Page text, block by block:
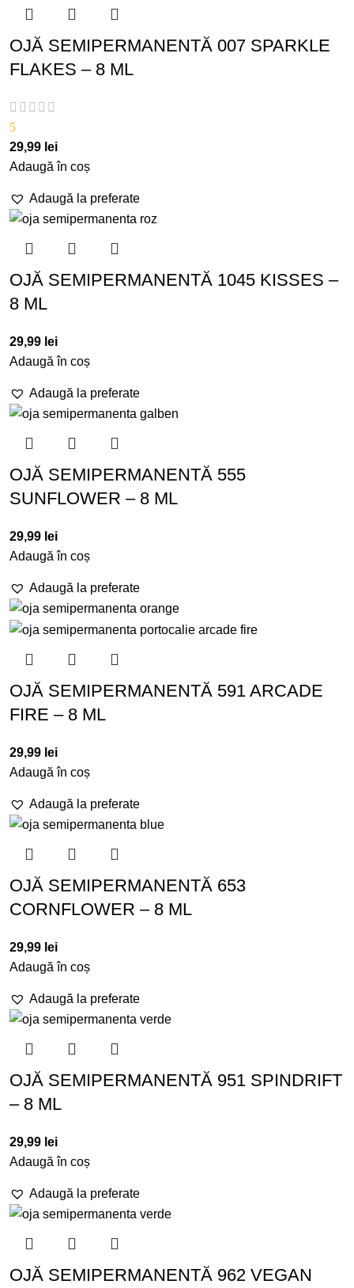
OJĂ SEMIPERMANENTĂ 007 SPARKLE
FLAKES – 8 ML
5
29,99 lei
Adaugă în coș
Adaugă la preferate
OJĂ SEMIPERMANENTĂ 1045 KISSES –
8 ML
29,99 lei
Adaugă în coș
Adaugă la preferate
OJĂ SEMIPERMANENTĂ 555
SUNFLOWER – 8 ML
29,99 lei
Adaugă în coș
Adaugă la preferate
OJĂ SEMIPERMANENTĂ 591 ARCADE
FIRE – 8 ML
29,99 lei
Adaugă în coș
Adaugă la preferate
OJĂ SEMIPERMANENTĂ 653
CORNFLOWER – 8 ML
29,99 lei
Adaugă în coș
Adaugă la preferate
OJĂ SEMIPERMANENTĂ 951 SPINDRIFT
– 8 ML
29,99 lei
Adaugă în coș
Adaugă la preferate
OJĂ SEMIPERMANENTĂ 962 VEGAN